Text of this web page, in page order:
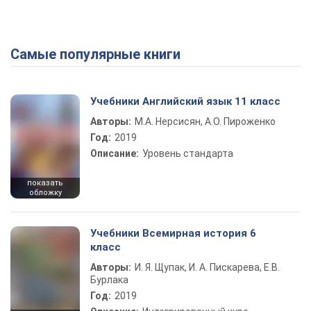
Самые популярные книги
показать
обложку
Учебники Английский язык 11 класс
Авторы: М.А. Нерсисян, А.О. Пироженко
Год: 2019
Описание: Уровень стандарта
Учебники Всемирная история 6
класс
Авторы: И. Я. Щупак, И. А. Пискарева, Е.В.
Бурлака
Год: 2019